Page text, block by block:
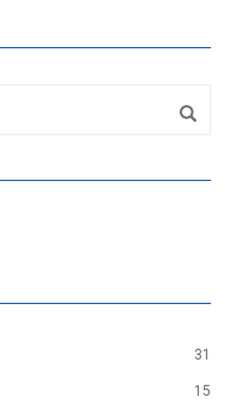
31
15